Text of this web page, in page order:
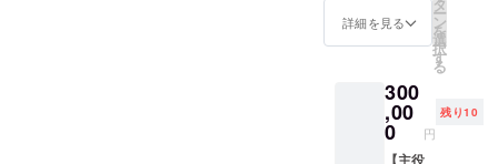
ただき
ます。
プロ
ト開始
次第、
サービ
ス実現
のため
詳細を見る ー
ン
を
選
択
す
る
300
,00
0 円
残り10
【主役